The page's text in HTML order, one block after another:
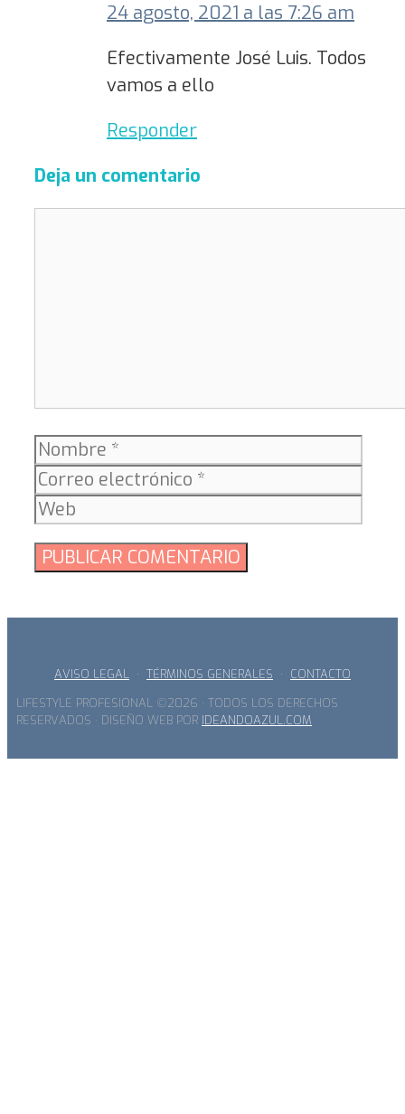
24 agosto, 2021 a las 7:26 am
Efectivamente José Luis. Todos
vamos a ello
Responder
Deja un comentario
Nombre
AVISO LEGAL · TÉRMINOS GENERALES · CONTACTO
LIFESTYLE PROFESIONAL ©2026 · TODOS LOS DERECHOS
RESERVADOS · DISEÑO WEB POR IDEANDOAZUL.COM